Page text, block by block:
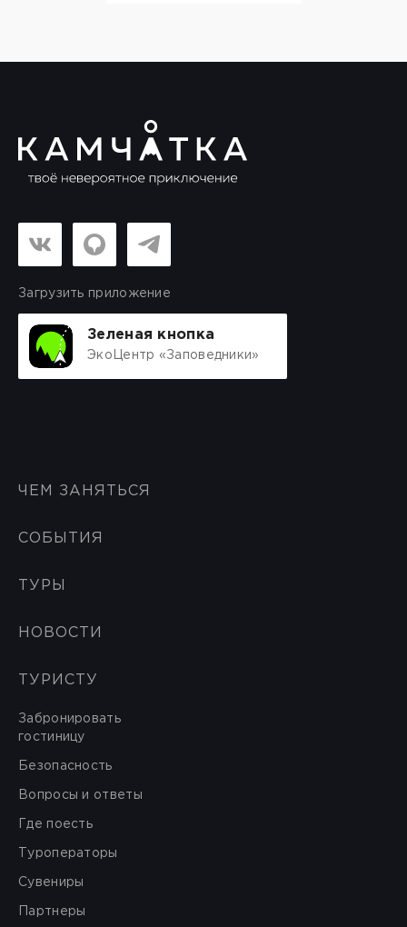
Загрузить приложение
Зеленая кнопка
ЭкоЦентр «Заповедники»
ЧЕМ ЗАНЯТЬСЯ
СОБЫТИЯ
ТУРЫ
НОВОСТИ
ТУРИСТУ
Забронировать
гостиницу
Безопасность
Вопросы и ответы
Где поесть
Туроператоры
Сувениры
Партнеры